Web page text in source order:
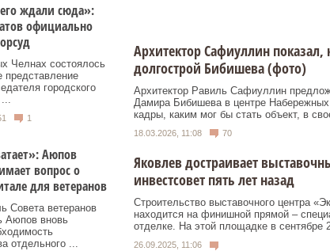
ждали сюда»:
официально
Челнах состоялось
представление
городского
1
Аюпов
вопрос о
для ветеранов
Совета ветеранов
вновь
отдельного ...
Архитектор Сафиуллин показал,
долгострой Бибишева (фото)
Архитектор Равиль Сафиуллин
Дамира Бибишева в центре
кадры, каким мог бы стать объект, в
18.03.2026, 11:08 70
Яковлев достраивает
инвестсовет пять лет назад
Строительство выставочного центра
находится на финишной прямой –
отделке. На этой площадке в сентябре
26.09.2025, 11:06